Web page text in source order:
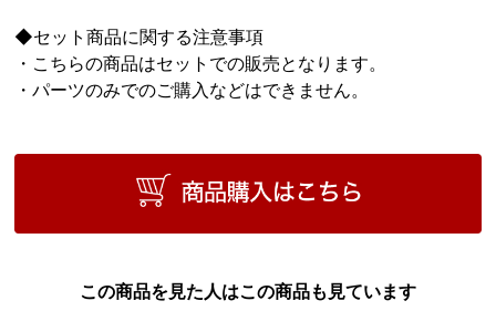
◆セット商品に関する注意事項
・こちらの商品はセットでの販売となります。
・パーツのみでのご購入などはできません。
この商品を見た人はこの商品も見ています